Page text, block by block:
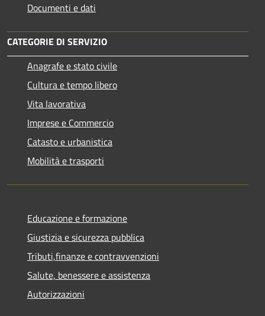
Documenti e dati
CATEGORIE DI SERVIZIO
Anagrafe e stato civile
Cultura e tempo libero
Vita lavorativa
Imprese e Commercio
Catasto e urbanistica
Mobilità e trasporti
Educazione e formazione
Giustizia e sicurezza pubblica
Tributi,finanze e contravvenzioni
Salute, benessere e assistenza
Autorizzazioni